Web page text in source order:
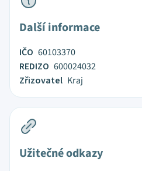
Další informace
IČO 60103370
REDIZO 600024032
Zřizovatel Kraj
Užitečné odkazy